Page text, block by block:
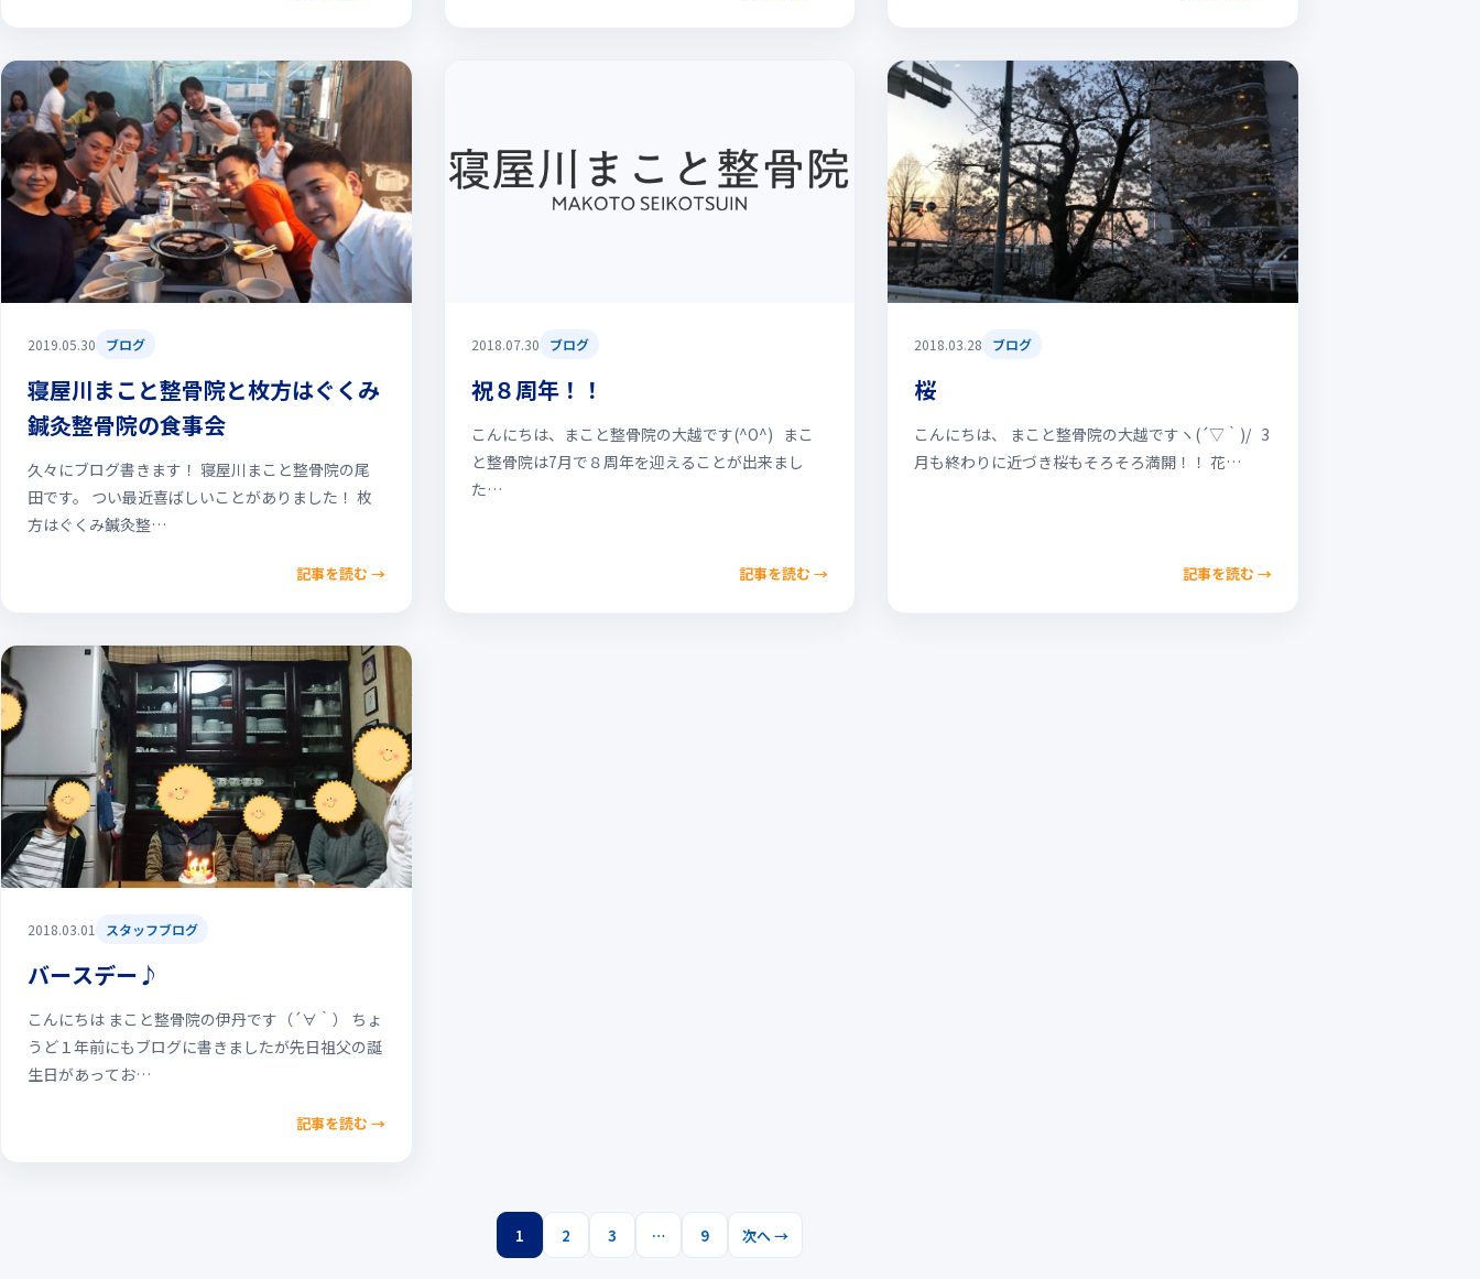
2019.05.30 ブログ
寝屋川まこと整骨院と枚方はぐくみ
鍼灸整骨院の食事会
久々にブログ書きます！ 寝屋川まこと整骨院の尾
田です。 つい最近喜ばしいことがありました！ 枚
方はぐくみ鍼灸整…
記事を読む →
2018.07.30 ブログ
祝８周年！！
こんにちは、まこと整骨院の大越です(^O^) まこ
と整骨院は7月で８周年を迎えることが出来まし
た…
記事を読む→
2018.03.28 ブログ
桜
こんにちは、 まこと整骨院の大越ですヽ(´▽｀)/ 3
月も終わりに近づき桜もそろそろ満開！！ 花…
記事を読む →
2018.03.01 スタッフブログ
バースデー♪
こんにちは まこと整骨院の伊丹です（´∀｀） ちょ
うど１年前にもブログに書きましたが先日祖父の誕
生日があってお…
記事を読む →
1 2 3 … 9 次へ →